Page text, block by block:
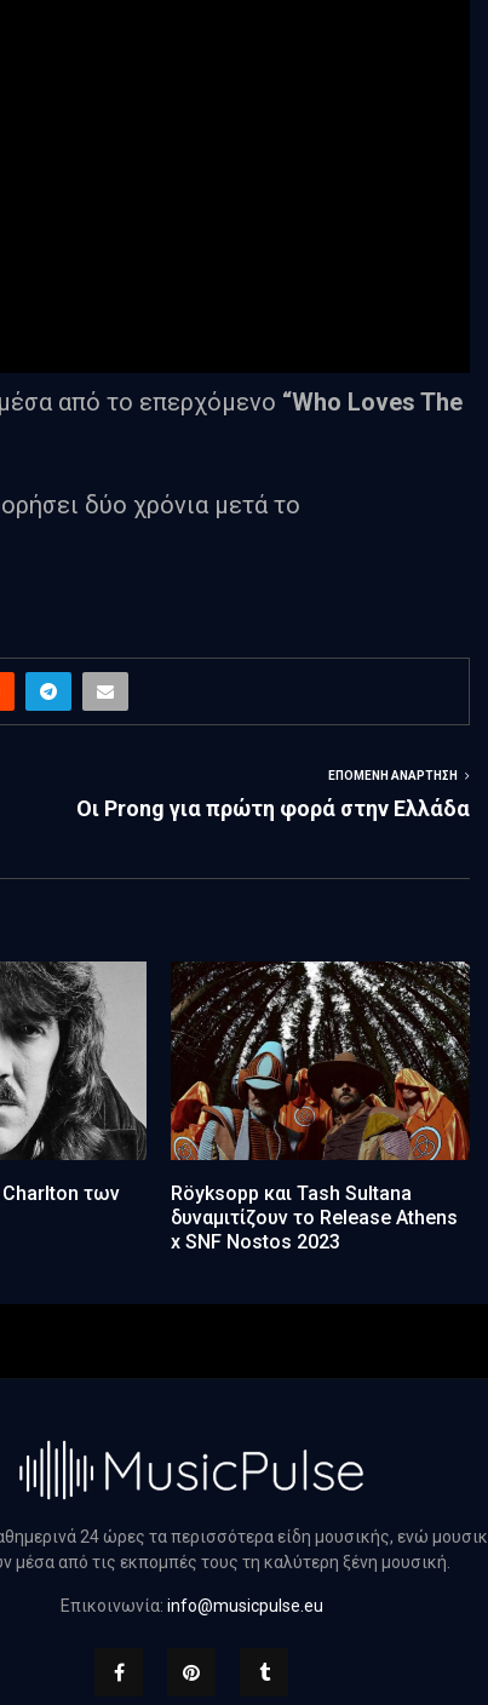
από το επερχόμενο “Who Loves The
δύο χρόνια μετά το
ΕΠΌΜΕΝΗ ΑΝΆΡΤΗΣΗ
Οι Prong για πρώτη φορά στην Ελλάδα
των
Röyksopp και Tash Sultana
δυναμιτίζουν το Release Athens
x SNF Nostos 2023
24 ώρες τα περισσότερα είδη μουσικής, ενώ
μέσα από τις εκπομπές τους τη καλύτερη ξένη μουσική.
Επικοινωνία: info@musicpulse.eu